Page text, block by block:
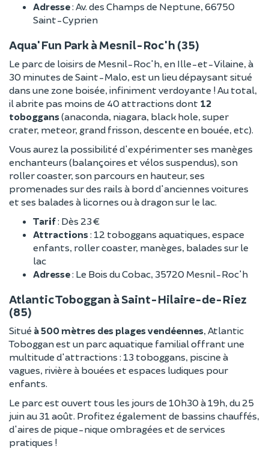
Adresse: Av. des Champs de Neptune, 66750
Saint-Cyprien
Aqua'Fun Park à Mesnil-Roc'h (35)
Le parc de loisirs de Mesnil-Roc'h, en Ille-et-Vilaine, à
30 minutes de Saint-Malo, est un lieu dépaysant situé
dans une zone boisée, infiniment verdoyante ! Au total,
il abrite pas moins de 40 attractions dont 12
toboggans(anaconda, niagara, black hole, super
crater, meteor, grand frisson, descente en bouée, etc).
Vous aurez la possibilité d'expérimenter ses manèges
enchanteurs (balançoires et vélos suspendus), son
roller coaster, son parcours en hauteur, ses
promenades sur des rails à bord d'anciennes voitures
et ses balades à licornes ou à dragon sur le lac.
Tarif: Dès 23 €
Attractions: 12 toboggans aquatiques, espace
enfants, roller coaster, manèges, balades sur le
lac
Adresse: Le Bois du Cobac, 35720 Mesnil-Roc'h
Atlantic Toboggan à Saint-Hilaire-de-Riez
(85)
Situé à 500 mètres des plages vendéennes, Atlantic
Toboggan est un parc aquatique familial offrant une
multitude d'attractions : 13 toboggans, piscine à
vagues, rivière à bouées et espaces ludiques pour
enfants.
Le parc est ouvert tous les jours de 10h30 à 19h, du 25
juin au 31 août. Profitez également de bassins chauffés,
d'aires de pique-nique ombragées et de services
pratiques !